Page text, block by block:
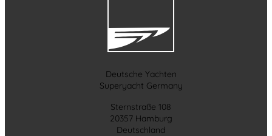
Deutsche Yachten
Superyacht Germany
Sternstraße 108
20357 Hamburg
Deutschland